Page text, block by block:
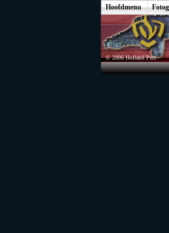
Hoofdmenu
© 2006 Holland Pers